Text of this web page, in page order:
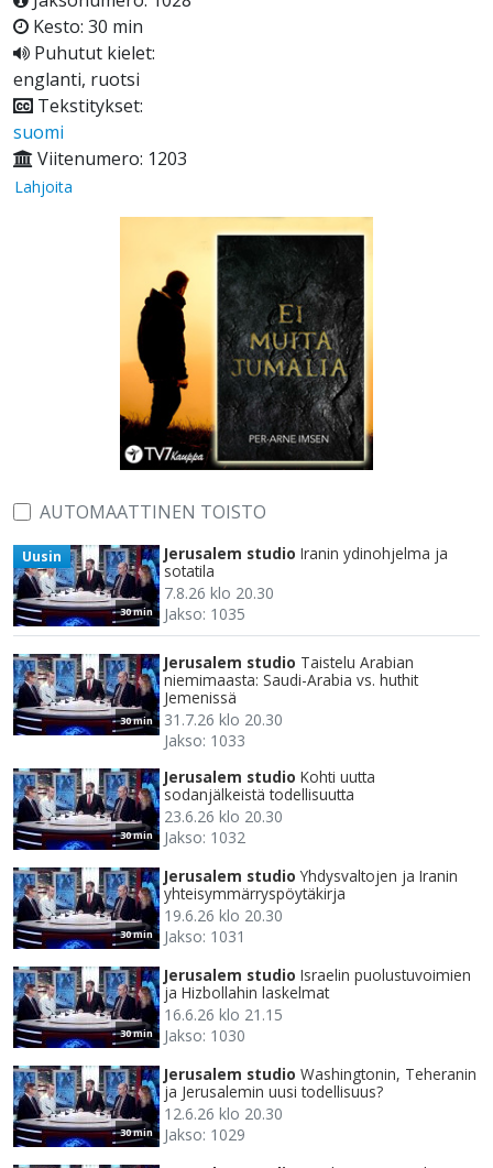
Kesto: 30 min
Puhutut kielet:
englanti, ruotsi
Tekstitykset:
suomi
Viitenumero: 1203
Lahjoita
AUTOMAATTINEN TOISTO
30 min
Uusin Jerusalem studio Iranin ydinohjelma ja
sotatila
7.8.26 klo 20.30
Jakso: 1035
30 min
Jerusalem studio Taistelu Arabian
niemimaasta: Saudi-Arabia vs. huthit
Jemenissä
31.7.26 klo 20.30
Jakso: 1033
30 min
Jerusalem studio Kohti uutta
sodanjälkeistä todellisuutta
23.6.26 klo 20.30
Jakso: 1032
30 min
Jerusalem studio Yhdysvaltojen ja Iranin
yhteisymmärryspöytäkirja
19.6.26 klo 20.30
Jakso: 1031
30 min
Jerusalem studio Israelin puolustuvoimien
ja Hizbollahin laskelmat
16.6.26 klo 21.15
Jakso: 1030
30 min
Jerusalem studio Washingtonin, Teheranin
ja Jerusalemin uusi todellisuus?
12.6.26 klo 20.30
Jakso: 1029